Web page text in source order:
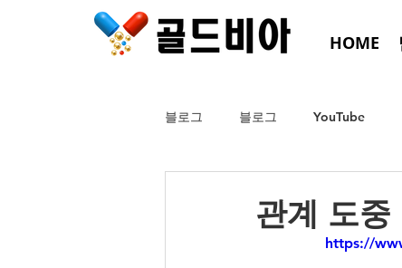
HOME
블로그 블로그 YouTube
관계 도
https://